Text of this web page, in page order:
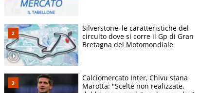
Silverstone, le caratteristiche del
circuito dove si corre il Gp di Gran
Bretagna del Motomondiale
Calciomercato Inter, Chivu stana
Marotta: "Scelte non realizzate,